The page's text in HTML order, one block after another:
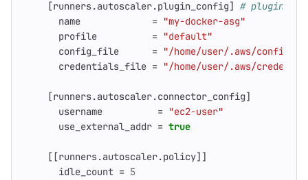
[runners.autoscaler.plugin_config] # plugin
name
= "my-docker-asg"
profile
= "default"
config_file
= "/home/user/.aws/config"
credentials_file = "/home/user/.aws/
[runners.autoscaler.connector_config]
username
= "ec2-user"
use_external_addr = true
[[runners.autoscaler.policy]]
idle_count = 5